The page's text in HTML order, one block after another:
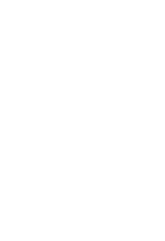
בו, אתם רשאים
באמצעות
של אחד
שב, התקשרה
ולומר שהוא
למקום – הם
יגיעו עד לביתם,